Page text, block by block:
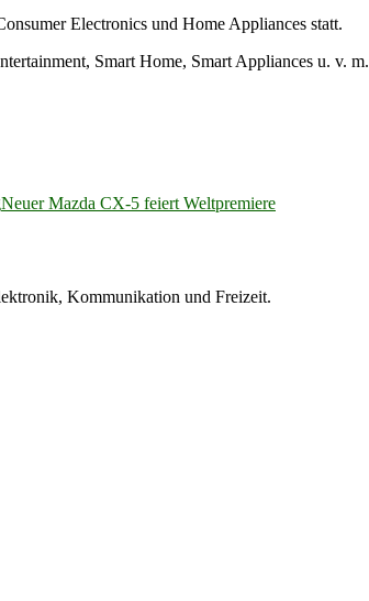
Electronics und Home Appliances statt.
Smart Home, Smart Appliances u. v. m.
Neuer Mazda CX-5 feiert Weltpremiere
Kommunikation und Freizeit.